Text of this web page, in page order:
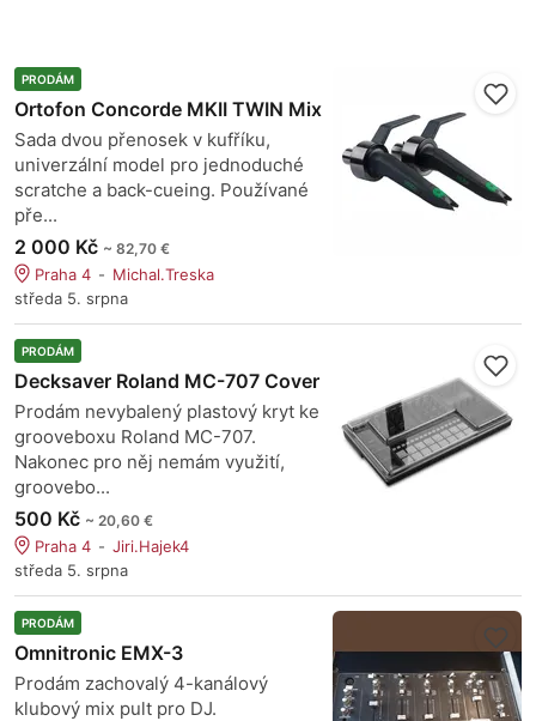
PRODÁM
Ortofon Concorde MKII TWIN Mix
Sada dvou přenosek v kufříku,
univerzální model pro jednoduché
scratche a back-cueing. Používané
pře...
2 000 Kč ~ 82,70 €
Praha 4
Michal.Treska
středa 5. srpna
PRODÁM
Decksaver Roland MC-707 Cover
Prodám nevybalený plastový kryt ke
grooveboxu Roland MC-707.
Nakonec pro něj nemám využití,
groovebo...
500 Kč ~ 20,60 €
Praha 4
Jiri.Hajek4
středa 5. srpna
PRODÁM
Omnitronic EMX-3
Prodám zachovalý 4-kanálový
klubový mix pult pro DJ.